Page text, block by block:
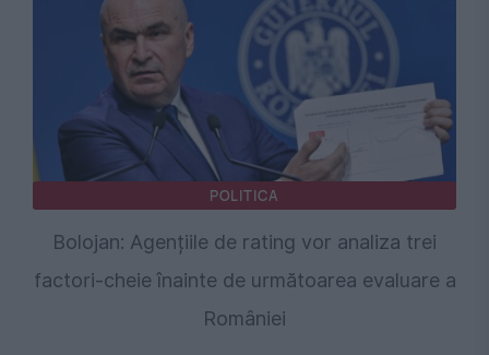
POLITICA
Bolojan: Agențiile de rating vor analiza trei
factori-cheie înainte de următoarea evaluare a
României